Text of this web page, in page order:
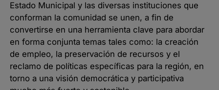
Estado Municipal y las diversas instituciones que
conforman la comunidad se unen, a fin de
convertirse en una herramienta clave para abordar
en forma conjunta temas tales como: la creación
de empleo, la preservación de recursos y el
reclamo de políticas específicas para la región, en
torno a una visión democrática y participativa